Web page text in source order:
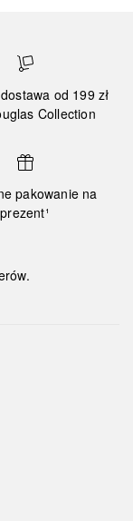
od 199 zł
Collection
pakowanie na
prezent¹